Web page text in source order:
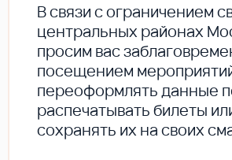
В cвязи с ограничением
центральных районах
просим вас
посещением
переоформлять данные
распечатывать билеты
сохранять их на своих